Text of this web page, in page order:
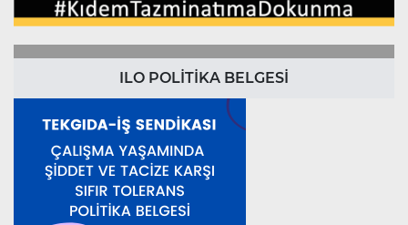
ILO POLİTİKA BELGESİ